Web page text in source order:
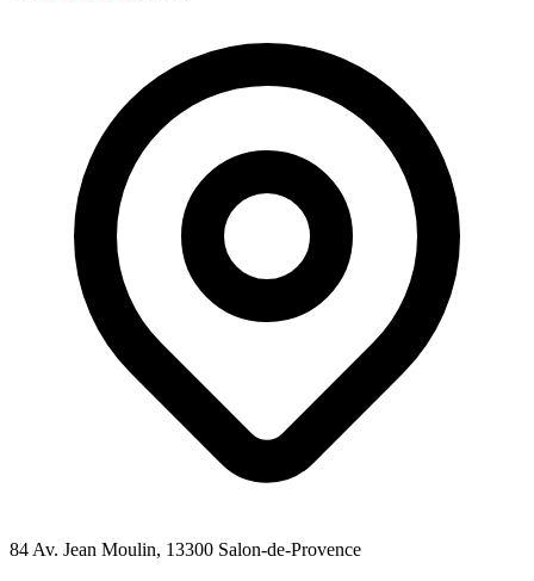
84 Av. Jean Moulin, 13300 Salon-de-Provence